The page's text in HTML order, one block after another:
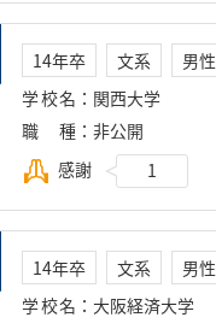
14年卒 文系
男性
学校名 ： 関西大学
職種 ： 非公開
感謝
1
14年卒 文系
男性
学校名 ： 大阪経済大学